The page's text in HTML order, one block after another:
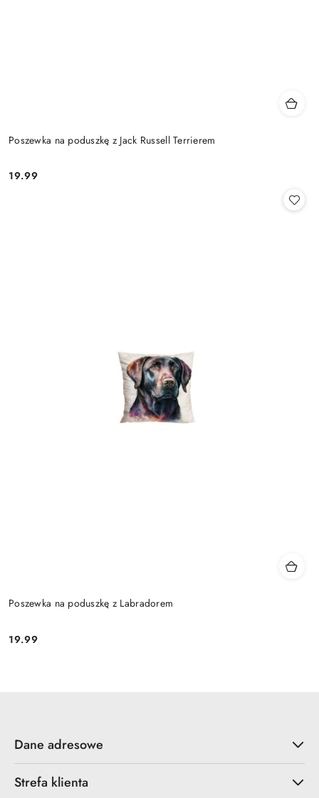
Poszewka na poduszkę z Jack Russell Terrierem
Cena:
19.99
Poszewka na poduszkę z Labradorem
Cena:
19.99
Dane adresowe
Strefa klienta